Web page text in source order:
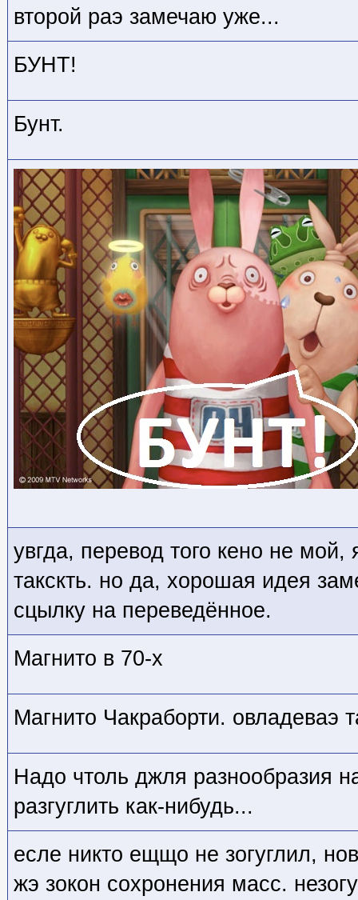
второй раэ замечаю уже...
БУНТ!
Бунт.
увгда, перевод того кено не мой,
такскть. но да, хорошая идея
сцылку на переведённое.
Магнито в 70-х
Магнито Чакраборти. овладеваэ
Надо чтоль джля разнообразия
разгуглить как-нибудь...
есле никто ещщо не зогуглил,
жэ зокон сохронения масс.